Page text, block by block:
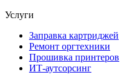
Услуги
Заправка картриджей
Ремонт оргтехники
Прошивка принтеров
ИТ-аутсорсинг